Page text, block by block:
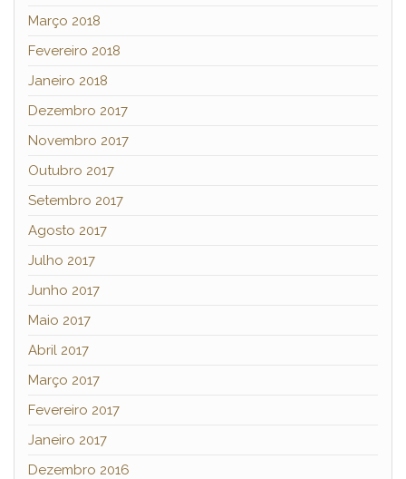
Março 2018
Fevereiro 2018
Janeiro 2018
Dezembro 2017
Novembro 2017
Outubro 2017
Setembro 2017
Agosto 2017
Julho 2017
Junho 2017
Maio 2017
Abril 2017
Março 2017
Fevereiro 2017
Janeiro 2017
Dezembro 2016